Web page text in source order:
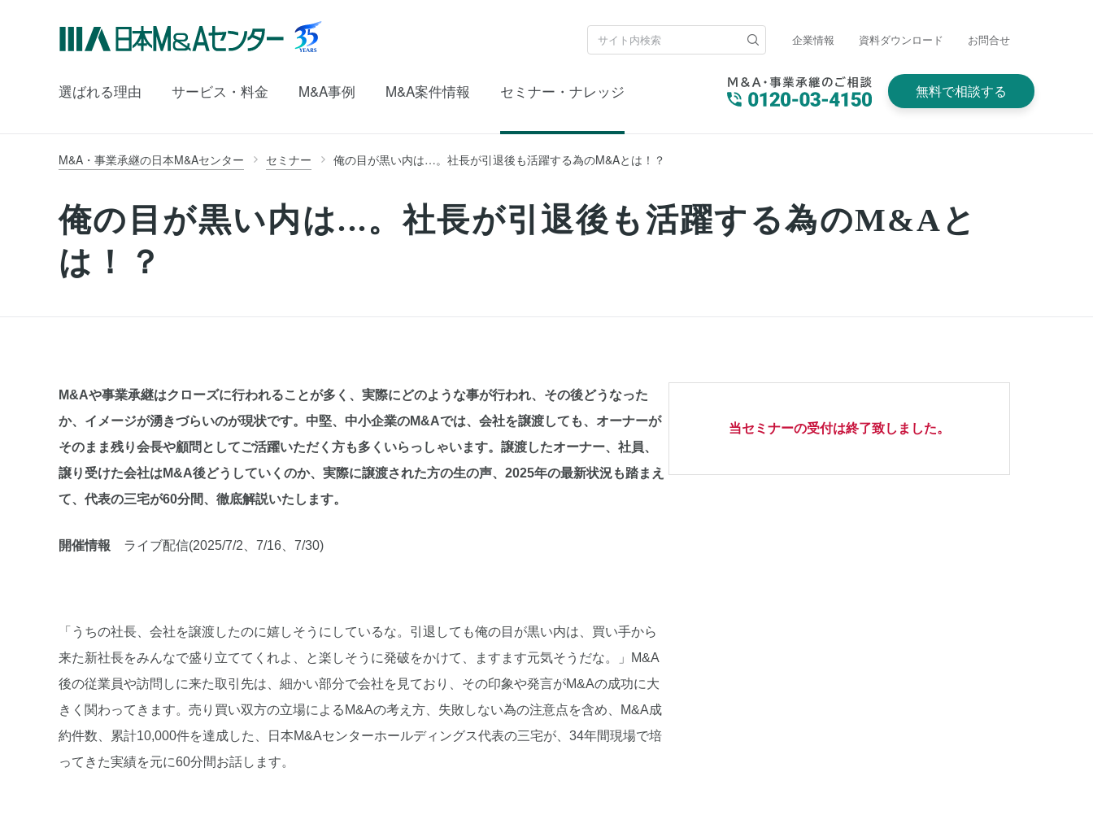
企業情報 資料ダウンロード お問合せ
選ばれる理由 サービス・料金 M&A事例 M&A案件情報 セミナー・ナレッジ 無料で相談する
M&A・事業承継の日本M&Aセンター セミナー 俺の目が黒い内は…。社長が引退後も活躍する為のM&Aとは！？
俺の目が黒い内は...。社長が引退後も活躍する為のM&Aと
は！？
M&Aや事業承継はクローズに行われることが多く、実際にどのような事が行われ、その後どうなった
か、イメージが湧きづらいのが現状です。中堅、中小企業のM&Aでは、会社を譲渡しても、オーナーが
そのまま残り会長や顧問としてご活躍いただく方も多くいらっしゃいます。譲渡したオーナー、社員、
譲り受けた会社はM&A後どうしていくのか、実際に譲渡された方の生の声、2025年の最新状況も踏まえ
て、代表の三宅が60分間、徹底解説いたします。
開催情報 ライブ配信(2025/7/2、7/16、7/30)
「うちの社長、会社を譲渡したのに嬉しそうにしているな。引退しても俺の目が黒い内は、買い手から
来た新社長をみんなで盛り立ててくれよ、と楽しそうに発破をかけて、ますます元気そうだな。」M&A
後の従業員や訪問しに来た取引先は、細かい部分で会社を見ており、その印象や発言がM&Aの成功に大
きく関わってきます。売り買い双方の立場によるM&Aの考え方、失敗しない為の注意点を含め、M&A成
約件数、累計10,000件を達成した、日本M&Aセンターホールディングス代表の三宅が、34年間現場で培
ってきた実績を元に60分間お話します。
当セミナーの受付は終了致しました。